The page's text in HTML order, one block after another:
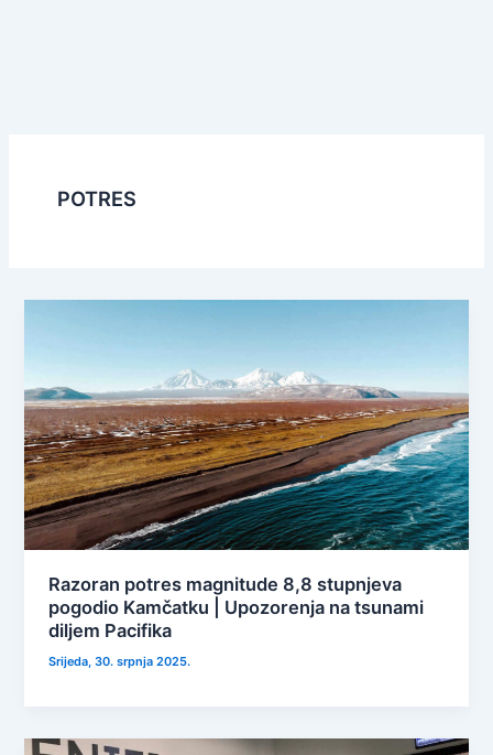
POTRES
Razoran potres magnitude 8,8 stupnjeva
pogodio Kamčatku | Upozorenja na tsunami
diljem Pacifika
Srijeda, 30. srpnja 2025.